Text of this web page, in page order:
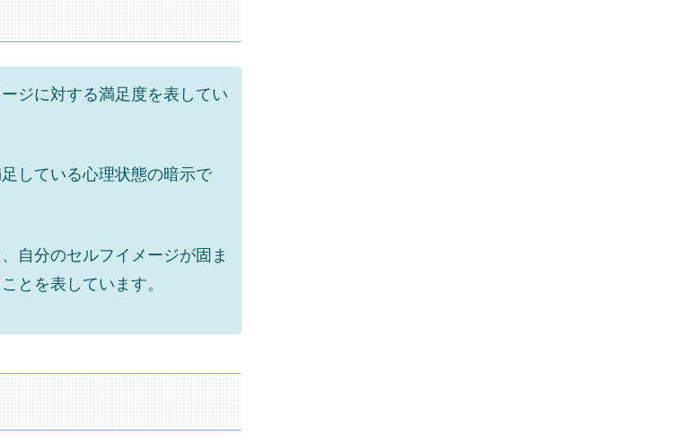
ジに対する満足度を表してい
している心理状態の暗示で
自分のセルフイメージが固ま
とを表しています。